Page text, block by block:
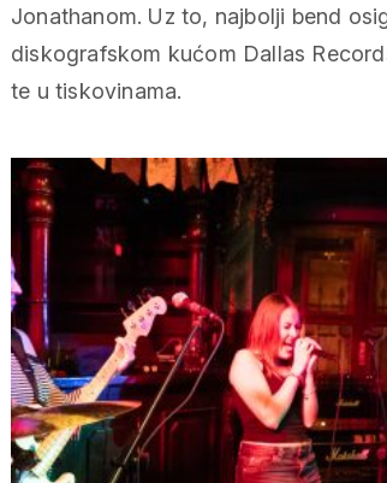
Jonathanom. Uz to, najbolji bend
diskografskom kućom Dallas
te u tiskovinama.